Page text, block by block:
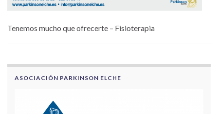
Tenemos mucho que ofrecerte – Fisioterapia
ASOCIACIÓN PARKINSON ELCHE